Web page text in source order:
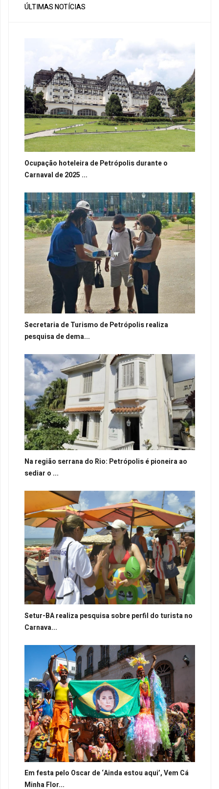
ÚLTIMAS NOTÍCIAS
Ocupação hoteleira de Petrópolis durante o
Carnaval de 2025 ...
Secretaria de Turismo de Petrópolis realiza
pesquisa de dema...
Na região serrana do Rio: Petrópolis é pioneira ao
sediar o ...
Setur-BA realiza pesquisa sobre perfil do turista no
Carnava...
Em festa pelo Oscar de ‘Ainda estou aqui’, Vem Cá
Minha Flor...